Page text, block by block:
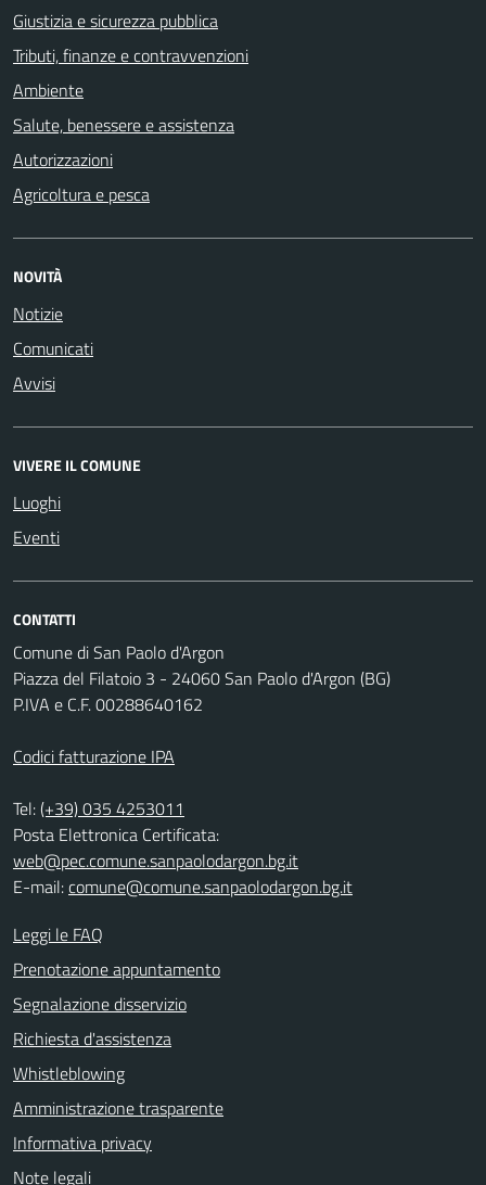
Giustizia e sicurezza pubblica
Tributi, finanze e contravvenzioni
Ambiente
Salute, benessere e assistenza
Autorizzazioni
Agricoltura e pesca
NOVITÀ
Notizie
Comunicati
Avvisi
VIVERE IL COMUNE
Luoghi
Eventi
CONTATTI
Comune di San Paolo d'Argon
Piazza del Filatoio 3 - 24060 San Paolo d'Argon (BG)
P.IVA e C.F. 00288640162
Codici fatturazione IPA
Tel:(+39) 035 4253011
Posta Elettronica Certificata:
web@pec.comune.sanpaolodargon.bg.it
E-mail:comune@comune.sanpaolodargon.bg.it
Leggi le FAQ
Prenotazione appuntamento
Segnalazione disservizio
Richiesta d'assistenza
Whistleblowing
Amministrazione trasparente
Informativa privacy
Note legali